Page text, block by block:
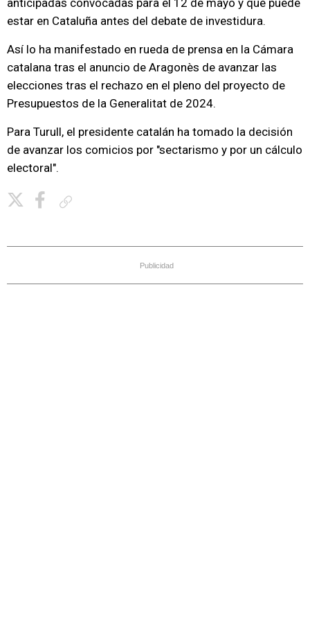
anticipadas convocadas para el 12 de mayo y que puede
estar en Cataluña antes del debate de investidura.
Así lo ha manifestado en rueda de prensa en la Cámara
catalana tras el anuncio de Aragonès de avanzar las
elecciones tras el rechazo en el pleno del proyecto de
Presupuestos de la Generalitat de 2024.
Para Turull, el presidente catalán ha tomado la decisión
de avanzar los comicios por "sectarismo y por un cálculo
electoral".
Publicidad